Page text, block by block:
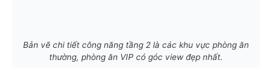
Bản vẽ chi tiết công năng tầng 2 là các khu vực phòng ăn
thường, phòng ăn VIP có góc view đẹp nhất.